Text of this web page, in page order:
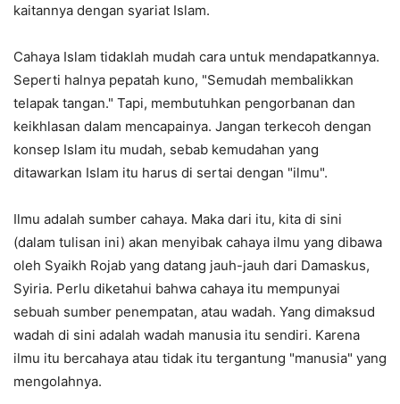
kaitannya dengan syariat Islam.
Cahaya Islam tidaklah mudah cara untuk mendapatkannya.
Seperti halnya pepatah kuno, "Semudah membalikkan
telapak tangan." Tapi, membutuhkan pengorbanan dan
keikhlasan dalam mencapainya. Jangan terkecoh dengan
konsep Islam itu mudah, sebab kemudahan yang
ditawarkan Islam itu harus di sertai dengan "ilmu".
Ilmu adalah sumber cahaya. Maka dari itu, kita di sini
(dalam tulisan ini) akan menyibak cahaya ilmu yang dibawa
oleh Syaikh Rojab yang datang jauh-jauh dari Damaskus,
Syiria. Perlu diketahui bahwa cahaya itu mempunyai
sebuah sumber penempatan, atau wadah. Yang dimaksud
wadah di sini adalah wadah manusia itu sendiri. Karena
ilmu itu bercahaya atau tidak itu tergantung "manusia" yang
mengolahnya.